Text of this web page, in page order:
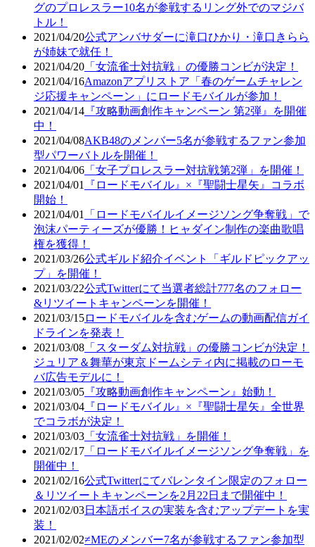
グのプロレスラー10名が参戦するリング外でのマジバ
トル！
2021/04/20公式アンバサダーに滝口ひかり・滝口きらら
が姉妹で就任！
2021/04/20 「女流雀士対抗戦」の優勝コンビが決定！
2021/04/16Amazonアプリストア「春のゲームチャレン
ジ応援キャンペーン」にロードモバイルが参加！
2021/04/14 『攻略動画創作キャンペーン 第2弾』を開催
中！
2021/04/08AKB48のメンバー5名が参戦するファン参加
型パワーバトルを開催！
2021/04/06 「女子プロレスラー対抗戦第2弾」を開催！
2021/04/01
『ロードモバイル』×『聖闘士星矢』コラボ
開始！
2021/04/01
「ロードモバイルイメージソング争奪戦」で
泡沫パーティーズが優勝！ヒャダイン制作の楽曲歌唱
権を獲得！
2021/03/26公式ギルド紹介イベント「ギルドピックアッ
プ」を開催！
2021/03/22公式Twitterにて当選者総計777名のフォロー
&リツイートキャンペーンを開催！
2021/03/15ロードモバイルを含むゲームの動画配信ガイ
ドラインを発表！
2021/03/08 「スターダム対抗戦」の優勝コンビが決定！
ジュリア＆舞華が東京ドームシティ内に掲載のローモ
バ広告モデルに！
2021/03/05 『攻略動画創作キャンペーン』始動！
2021/03/04 『ロードモバイル』×『聖闘士星矢』全世界
でコラボが決定！
2021/03/03 「女流雀士対抗戦」を開催！
2021/02/17 「ロードモバイルイメージソング争奪戦」を
開催中！
2021/02/16公式Twitterにてバレンタイン限定のフォロー
＆リツイートキャンペーンを2月22日まで開催中！
2021/02/03日本語ボイスの実装を含むアップデートを実
装！
2021/02/02≠MEのメンバー7名が参戦するファン参加型